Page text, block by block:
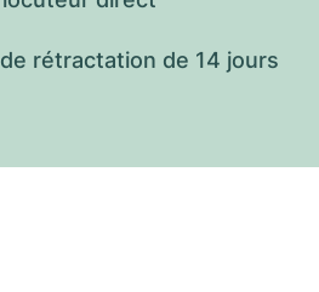
rétractation de 14 jours